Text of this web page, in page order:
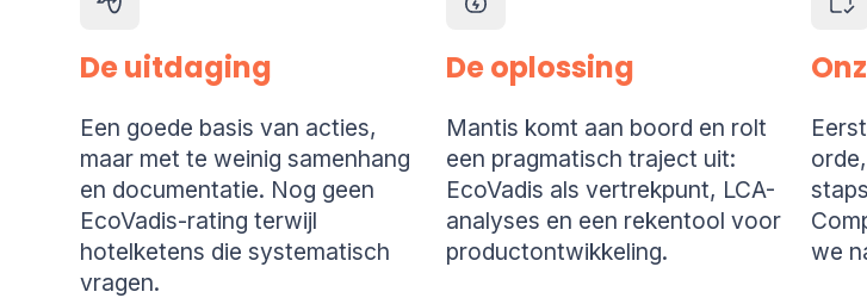
De uitdaging
Een goede basis van acties,
maar met te weinig samenhang
en documentatie. Nog geen
EcoVadis-rating terwijl
hotelketens die systematisch
vragen.
De oplossing
Mantis komt aan boord en rolt
een pragmatisch traject uit:
EcoVadis als vertrekpunt, LCA-
analyses en een rekentool voor
productontwikkeling.
we